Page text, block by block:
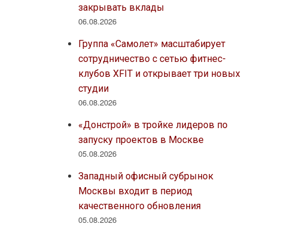
закрывать вклады
06.08.2026
Группа «Самолет» масштабирует
сотрудничество с сетью фитнес-
клубов XFIT и открывает три новых
студии
06.08.2026
«Донстрой» в тройке лидеров по
запуску проектов в Москве
05.08.2026
Западный офисный субрынок
Москвы входит в период
качественного обновления
05.08.2026